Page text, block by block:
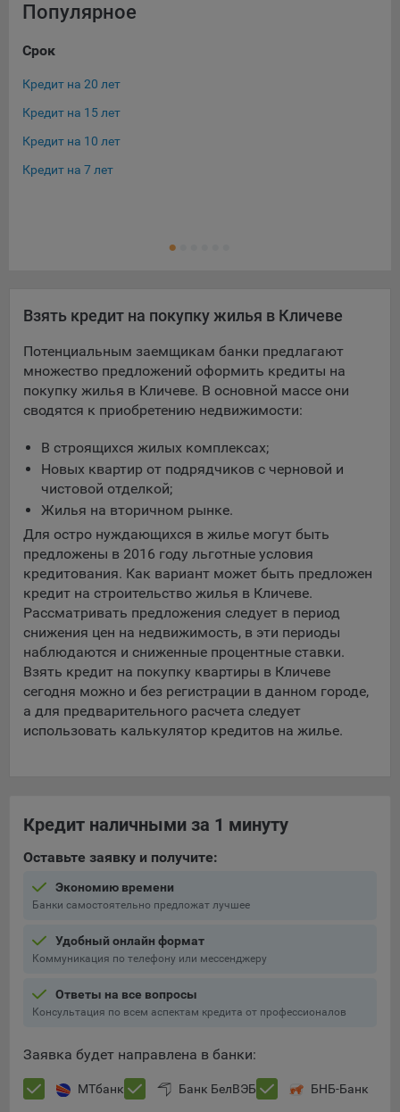
используется для обеспечения корректной работы сайта.
Компании, которой мы поручаем обработку данных для
компанией, согласно договора аренды ООО «Рэкун
технолоджи», 220069 г. Минск, пр-т Дзержинского, д.3Б,
принимать меры по совершенствованию работы
материалов по наиболее актуальному, подходящему
назначению для каждого конкретного пользователя.
Компании, которым мы поручаем обработку данных для
Яндекса рекламная сеть (Yandex Mobile Ads, ADFOX) -
Europe AG, Werftestrasse 4, CH-6005 Luzern, Switzerland.
Google Ads - сервис показа контекстной рекламы,
предоставляемый компанией Google Ireland Ltd, Gordon
House Barrow Street Dublin 4, D04E5W5 Ireland.
Сохранить мои изменения
Сохранить по умолчанию
Популярное
Срок
Кредит на 20 лет
Кредит на 15 лет
Кредит на 10 лет
Кредит на 7 лет
Взять кредит на покупку жилья в Кличеве
Потенциальным заемщикам банки предлагают
множество предложений оформить кредиты на
покупку жилья в Кличеве. В основной массе они
сводятся к приобретению недвижимости:
В строящихся жилых комплексах;
Новых квартир от подрядчиков с черновой и
чистовой отделкой;
Жилья на вторичном рынке.
Для остро нуждающихся в жилье могут быть
предложены в 2016 году льготные условия
кредитования. Как вариант может быть предложен
кредит на строительство жилья в Кличеве.
Рассматривать предложения следует в период
снижения цен на недвижимость, в эти периоды
наблюдаются и сниженные процентные ставки.
Взять кредит на покупку квартиры в Кличеве
сегодня можно и без регистрации в данном городе,
а для предварительного расчета следует
использовать калькулятор кредитов на жилье.
Кредит наличными за 1 минуту
Оставьте заявку и получите:
Экономию времени
Банки самостоятельно предложат лучшее
Удобный онлайн формат
Коммуникация по телефону или мессенджеру
Ответы на все вопросы
Консультация по всем аспектам кредита от профессионалов
Заявка будет направлена в банки:
МТбанк Банк БелВЭБ БНБ-Банк